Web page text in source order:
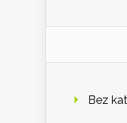
Bez